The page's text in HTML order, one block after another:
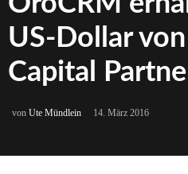
US-Dollar
Capital
von Ute Mündlein 14. März 2016